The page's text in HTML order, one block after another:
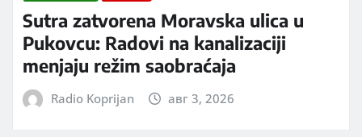
Sutra zatvorena Moravska ulica u
Pukovcu: Radovi na kanalizaciji
menjaju režim saobraćaja
Radio Koprijan авг 3, 2026